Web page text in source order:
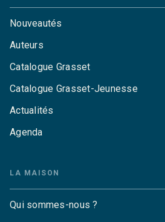
Nouveautés
Auteurs
Catalogue Grasset
Catalogue Grasset-Jeunesse
Actualités
Agenda
LA MAISON
Qui sommes-nous ?